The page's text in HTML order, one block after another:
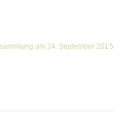
am 24. September 2015